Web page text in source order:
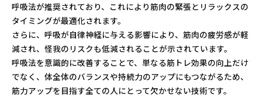
呼吸法が推奨されており、これにより筋肉の緊張とリラックスの
タイミングが最適化されます。
さらに、呼吸が自律神経に与える影響により、筋肉の疲労感が軽
減され、怪我のリスクも低減されることが示されています。
呼吸法を意識的に改善することで、単なる筋トレ効果の向上だけ
でなく、体全体のバランスや持続力のアップにもつながるため、
筋力アップを目指す全ての人にとって欠かせない技術です。